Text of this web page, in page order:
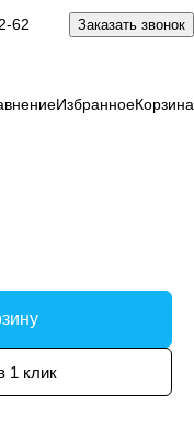
62 Заказать звонок
ИзбранноеКорзина
1 клик